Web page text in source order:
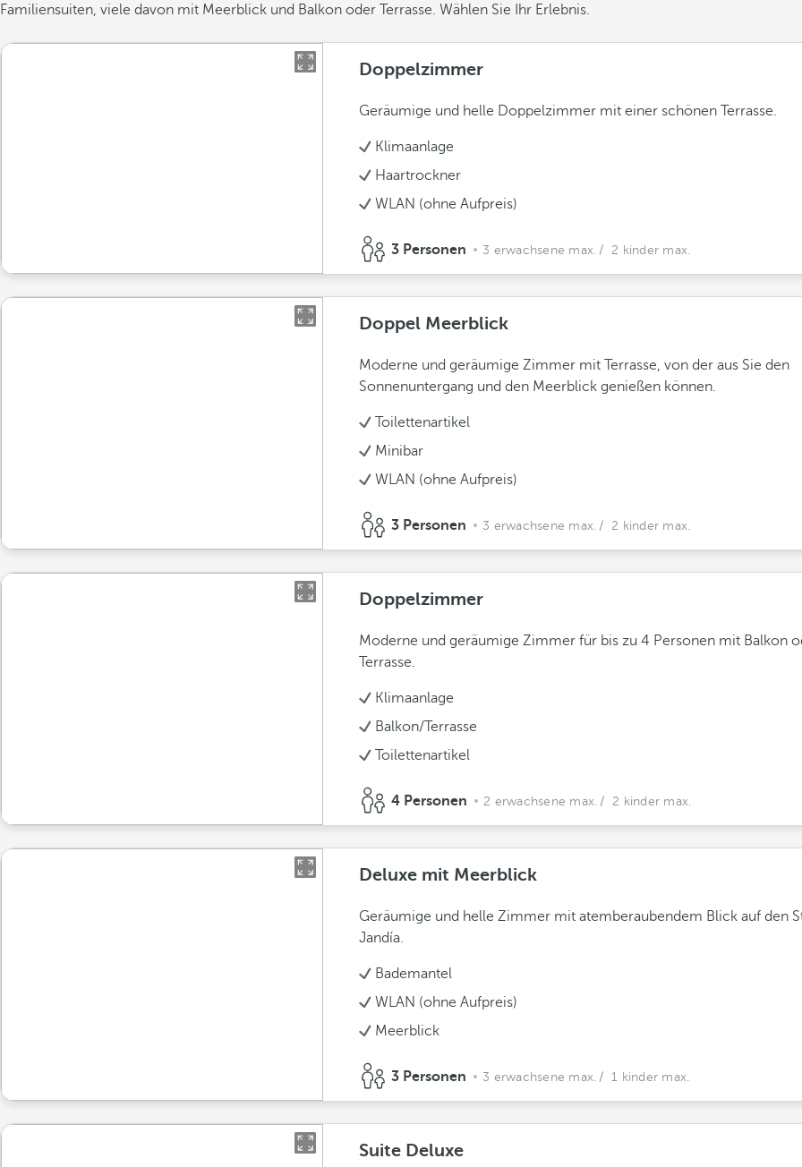
Familiensuiten, viele davon mit Meerblick und Balkon oder Terrasse. Wählen Sie Ihr Erlebnis.
Doppelzimmer
Geräumige und helle Doppelzimmer mit einer schönen Terrasse.
Klimaanlage
Haartrockner
WLAN (ohne Aufpreis)
3 Personen 3 erwachsene max. / 2 kinder max.
Doppel Meerblick
Moderne und geräumige Zimmer mit Terrasse, von der aus Sie den
Sonnenuntergang und den Meerblick genießen können.
Toilettenartikel
Minibar
WLAN (ohne Aufpreis)
3 Personen 3 erwachsene max. / 2 kinder max.
Doppelzimmer
Moderne und geräumige Zimmer für bis zu 4 Personen mit Balkon
Terrasse.
Klimaanlage
Balkon/Terrasse
Toilettenartikel
4 Personen 2 erwachsene max. / 2 kinder max.
Deluxe mit Meerblick
Geräumige und helle Zimmer mit atemberaubendem Blick auf den
Jandía.
Bademantel
WLAN (ohne Aufpreis)
Meerblick
3 Personen 3 erwachsene max. / 1 kinder max.
Suite Deluxe